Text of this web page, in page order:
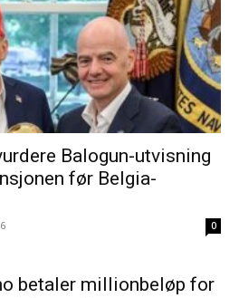
Balogun-utvisning
før Belgia-
0
betaler millionbeløp for